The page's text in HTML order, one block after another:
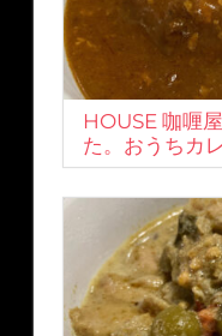
HOUSE 咖喱
た。おうちカ